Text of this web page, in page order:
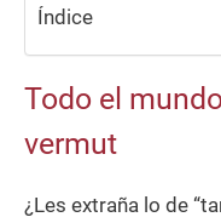
Todo el
vermut
¿Les extraña lo de